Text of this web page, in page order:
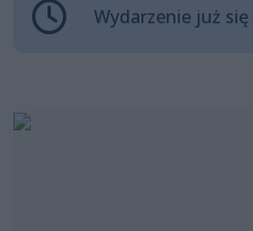
Wydarzenie już się